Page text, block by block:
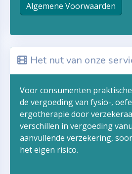
Algemene Voorwaarden
Het nut van onze
Voor consumenten
de vergoeding van fysio-,
ergotherapie door
verschillen in vergoeding
aanvullende verzekering,
het eigen risico.